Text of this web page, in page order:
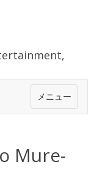
メニュー
Mure-